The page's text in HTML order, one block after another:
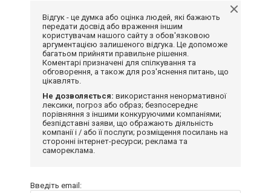
Відгук - це думка або оцінка людей, які бажають
передати досвід або враження іншим
користувачам нашого сайту з обов'язковою
аргументацією залишеного відгука. Це допоможе
багатьом прийняти правильне рішення.
Коментарі призначені для спілкування та
обговорення, а також для роз'яснення питань, що
цікавлять.
Не дозволяється: використання ненормативної
лексики, погроз або образ; безпосереднє
порівняння з іншими конкуруючими компаніями;
безпідставні заяви, що ображають діяльність
компанії і / або її послуги; розміщення посилань на
сторонні інтернет-ресурси; реклама та
самореклама.
Введіть email: